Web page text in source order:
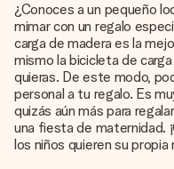
¿Conoces a un pequeño
mimar con un regalo
carga de madera es la
mismo la bicicleta de
quieras. De este modo,
personal a tu regalo. Es
quizás aún más para
una fiesta de maternidad.
los niños quieren su